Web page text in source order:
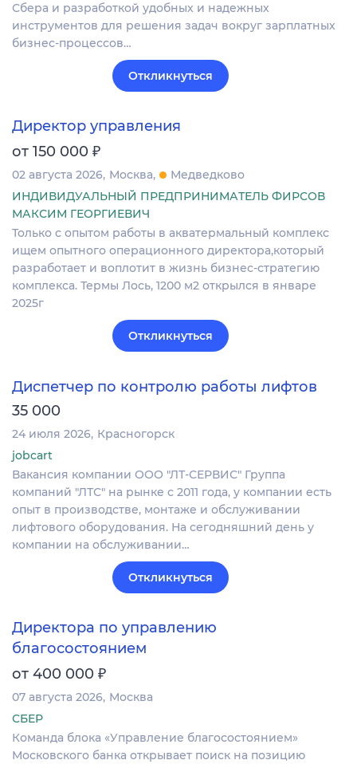
Сбера и разработкой удобных и надежных
инструментов для решения задач вокруг зарплатных
бизнес-процессов…
Откликнуться
Директор управления
от 150 000 ₽
02 августа 2026 Москва
Медведково
ИНДИВИДУАЛЬНЫЙ ПРЕДПРИНИМАТЕЛЬ ФИРСОВ
МАКСИМ ГЕОРГИЕВИЧ
Только с опытом работы в акватермальный комплекс
ищем опытного операционного директора,который
разработает и воплотит в жизнь бизнес-стратегию
комплекса. Термы Лось, 1200 м2 открылся в январе
2025г
Откликнуться
Диспетчер по контролю работы лифтов
35 000
24 июля 2026 Красногорск
jobcart
Вакансия компании ООО "ЛТ-СЕРВИС" Группа
компаний "ЛТС" на рынке с 2011 года, у компании есть
опыт в производстве, монтаже и обслуживании
лифтового оборудования. На сегодняшний день у
компании на обслуживании…
Откликнуться
Директора по управлению
благосостоянием
от 400 000 ₽
07 августа 2026 Москва
СБЕР
Команда блока «Управление благосостоянием»
Московского банка открывает поиск на позицию